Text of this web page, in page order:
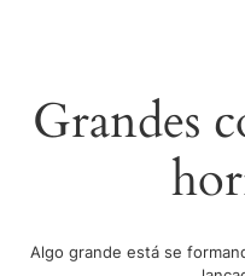
Grandes
Algo grande está se